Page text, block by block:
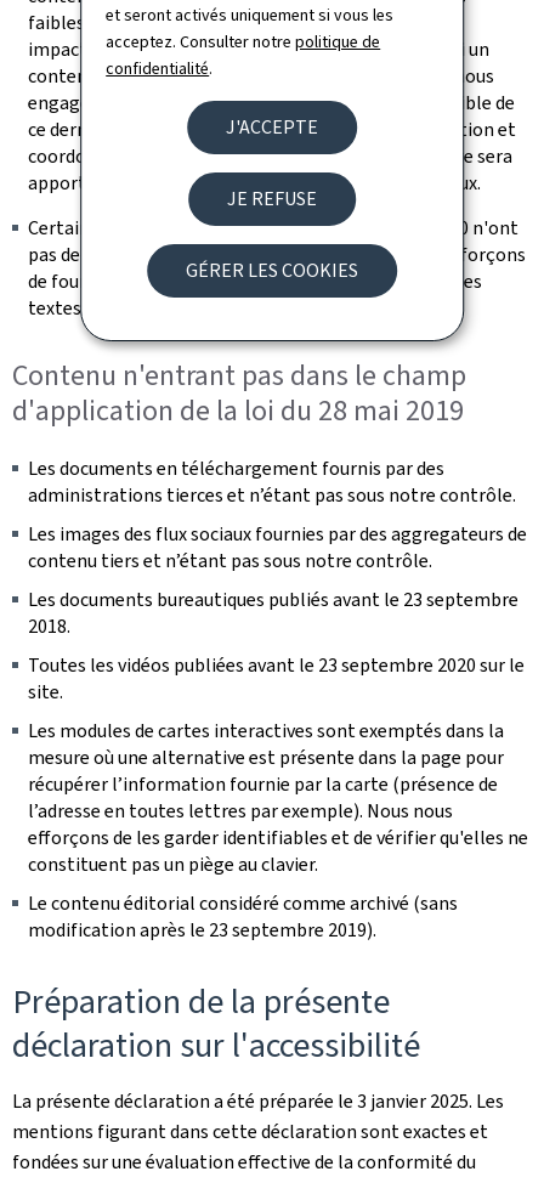
et seront activés uniquement si vous les
acceptez. Consulter notrepolitique de
confidentialité.
J'ACCEPTE
JE REFUSE
GÉRER LES COOKIES
faiblesses de structuration, les non-conformités les
impactant ne bloquent pas l’accès à l’information. Si un
contenu s’avérait malgré tout non accessible, nous nous
engageons à fournir sur demande une version accessible de
ce dernier (se référer à la section « Retour d'information et
coordonnées de contact »). Une attention particulière sera
apportée à la rédaction des futurs contenus éditoriaux.
Certaines vidéos publiées après le 23 septembre 2020 n'ont
pas de transcription textuelle adaptée. Nous nous efforçons
de fournir les messages transmis dans la vidéo dans les
textes environnants
Contenu n'entrant pas dans le champ
d'application de la loi du 28 mai 2019
Les documents en téléchargement fournis par des
administrations tierces et n’étant pas sous notre contrôle.
Les images des flux sociaux fournies par des aggregateurs de
contenu tiers et n’étant pas sous notre contrôle.
Les documents bureautiques publiés avant le 23 septembre
2018.
Toutes les vidéos publiées avant le 23 septembre 2020 sur le
site.
Les modules de cartes interactives sont exemptés dans la
mesure où une alternative est présente dans la page pour
récupérer l’information fournie par la carte (présence de
l’adresse en toutes lettres par exemple). Nous nous
efforçons de les garder identifiables et de vérifier qu'elles ne
constituent pas un piège au clavier.
Le contenu éditorial considéré comme archivé (sans
modification après le 23 septembre 2019).
Préparation de la présente
déclaration sur l'accessibilité
La présente déclaration a été préparée le3 janvier 2025. Les
mentions figurant dans cette déclaration sont exactes et
fondées sur une évaluation effective de la conformité du